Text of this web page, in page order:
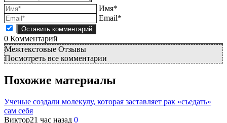
Имя*
Email*
0 Комментарий
Межтекстовые Отзывы
Посмотреть все комментарии
Похожие материалы
Ученые создали молекулу, которая заставляет рак «съедать»
сам себя
Виктор21 час назад 0